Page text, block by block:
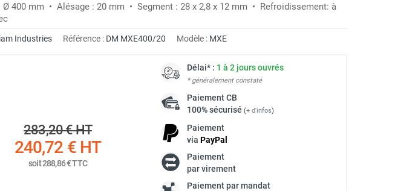
Ø 400 mm • Alésage : 20 mm • Segment : 28 x 2,8 x 12 mm • Refroidissement: à
Industries Référence : DM MXE400/20 Modèle : MXE
283,20 €HT
240,72 €HT
soit288,86 €TTC
Délai* : 1 à 2 jours ouvrés
* généralement constaté
PaiementCB
100% sécurisé (+ d'infos)
Paiement
via PayPal
Paiement
par virement
Paiement par mandat